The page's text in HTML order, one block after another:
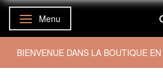
Basculer la navigation
Menu
BIENVENUE DANS LA BOUTIQUE